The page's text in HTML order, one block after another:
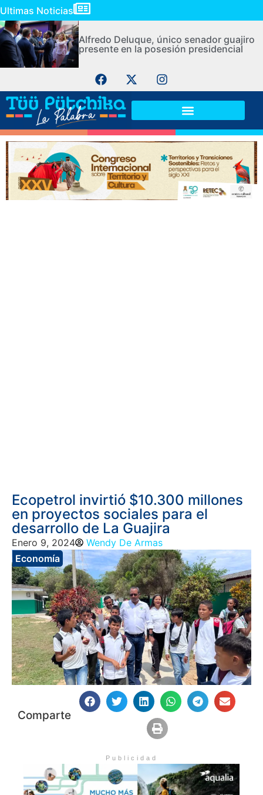
Ultimas Noticias
Alfredo Deluque, único senador guajiro
presente en la posesión presidencial
Ecopetrol invirtió $10.300 millones
en proyectos sociales para el
desarrollo de La Guajira
Enero 9, 2024
Wendy De Armas
Economía
Comparte
Publicidad